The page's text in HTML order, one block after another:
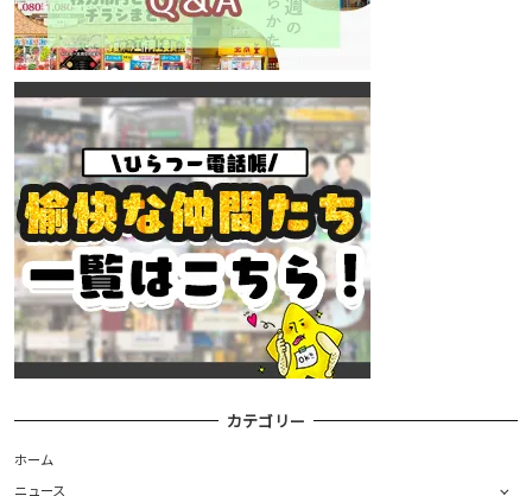
カテゴリー
ホーム
ニュース